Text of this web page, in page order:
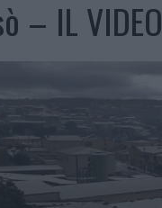
– IL VIDEO